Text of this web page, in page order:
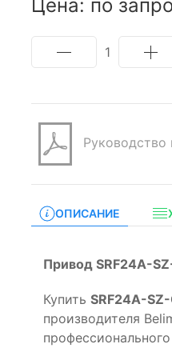
Цена: по
1
Руководство
ОПИСАНИЕ
Привод SRF24A-
Купить SRF24A-SZ-
производителя